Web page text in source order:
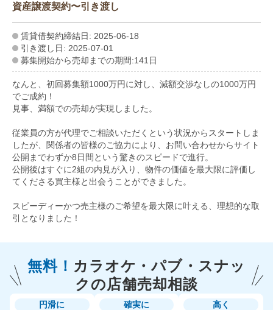
資産譲渡契約〜引き渡し
賃貸借契約締結日: 2025-06-18
引き渡し日: 2025-07-01
募集開始から売却までの期間:141日
なんと、初回募集額1000万円に対し、減額交渉なしの1000万円
でご成約！
見事、満額での売却が実現しました。
従業員の方が代理でご相談いただくという状況からスタートしま
したが、関係者の皆様のご協力により、お問い合わせからサイト
公開までわずか8日間という驚きのスピードで進行。
公開後はすぐに2組の内見が入り、物件の価値を最大限に評価し
てくださる買主様と出会うことができました。
スピーディーかつ売主様のご希望を最大限に叶える、理想的な取
引となりました！
無料！ カラオケ・パブ・スナッ
クの店舗売却相談
円滑に 確実に 高く